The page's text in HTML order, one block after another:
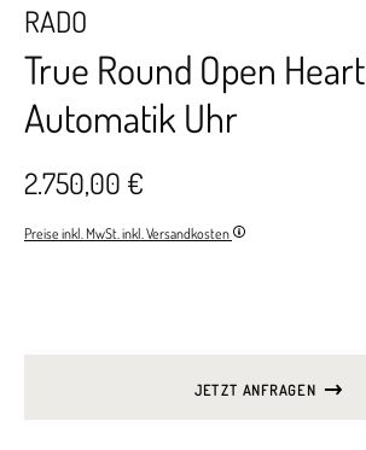
RADO
True Round Open Heart
Automatik Uhr
2.750,00 €
Preise inkl. MwSt. inkl. Versandkosten
JETZT ANFRAGEN